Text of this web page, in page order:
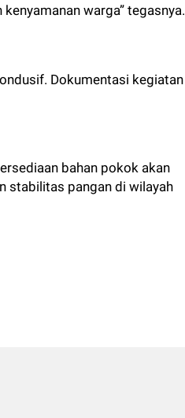
warga” tegasnya.
Dokumentasi kegiatan
bahan pokok akan
stabilitas pangan di wilayah